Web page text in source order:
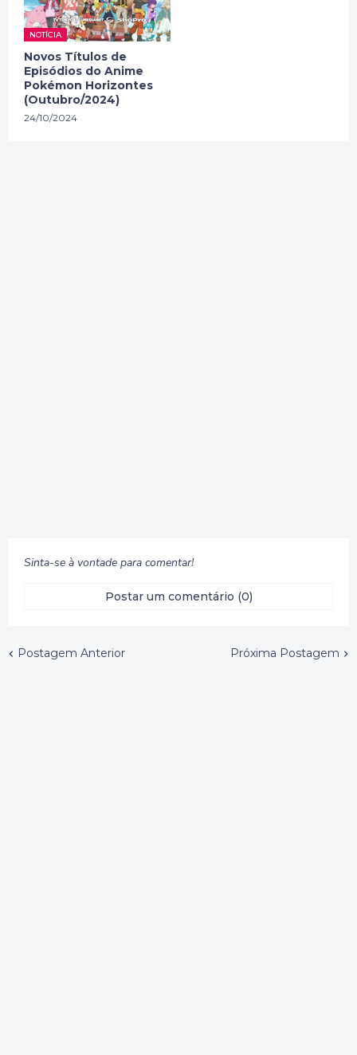
NOTÍCIA
Novos Títulos de
Episódios do Anime
Pokémon Horizontes
(Outubro/2024)
24/10/2024
Sinta-se à vontade para comentar!
Postar um comentário (0)
Postagem Anterior Próxima Postagem